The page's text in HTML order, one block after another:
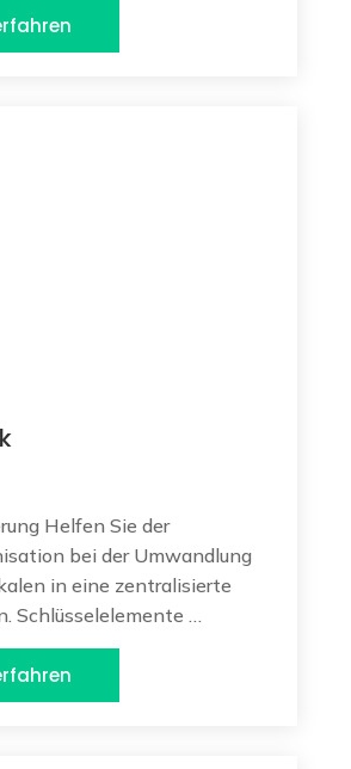
Helfen Sie der
bei der Umwandlung
in eine zentralisierte
Schlüsselelemente …